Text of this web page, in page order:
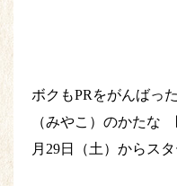
ボクもPRをがんばっ
（みやこ）のかたな
月29日（土）からスタ